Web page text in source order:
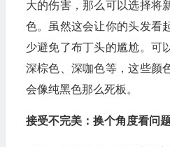
大的伤害，那么可以选择将
色。虽然这会让你的头发看
少避免了布丁头的尴尬。可
深棕色、深咖色等，这些颜
会像纯黑色那么死板。
接受不完美：换个角度看问